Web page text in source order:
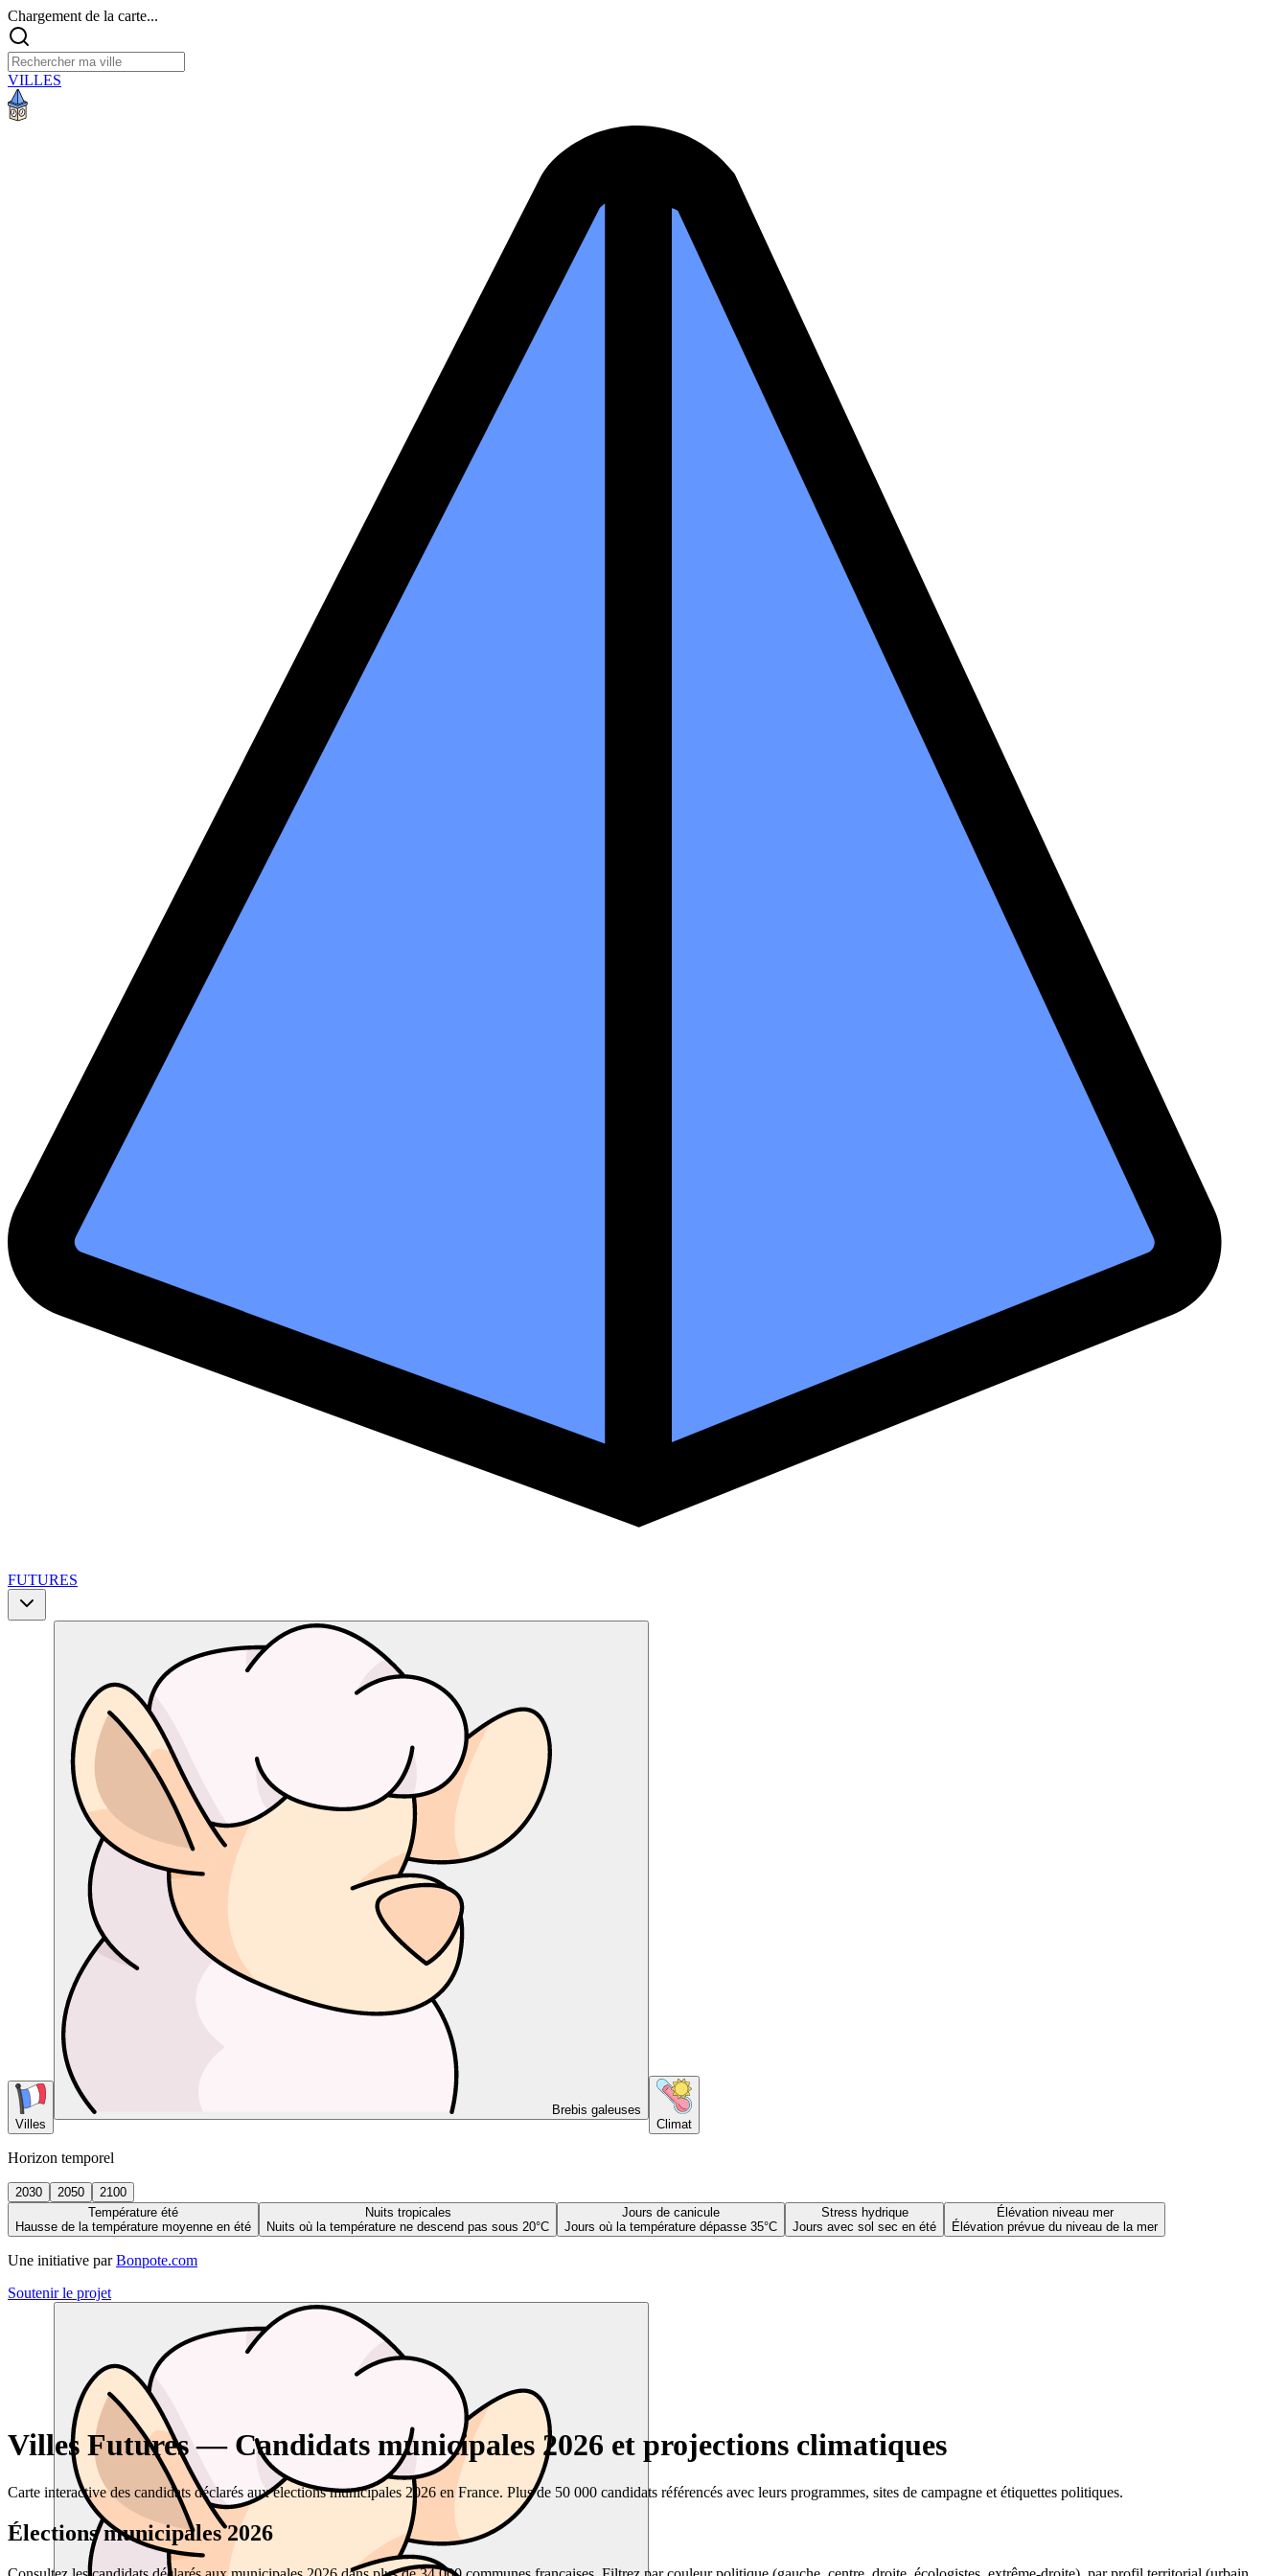
Chargement de la carte...
VILLES
FUTURES
Villes
Brebis galeuses
Climat
Horizon temporel
2030 2050
2100
Température été
Hausse de la température moyenne en été
Nuits tropicales
Nuits où la température ne descend pas sous 20°C
Jours de canicule
Jours où la température dépasse 35°C
Stress hydrique
Jours avec sol sec en été
Élévation niveau mer
Élévation prévue du niveau de la mer
Une initiative par Bonpote.com
Soutenir le projet
Villes Futures — Candidats municipales 2026 et projections climatiques
Carte interactive des candidats déclarés aux élections municipales 2026 en France. Plus de 50 000 candidats référencés avec leurs programmes, sites de campagne et étiquettes politiques.
Élections municipales 2026